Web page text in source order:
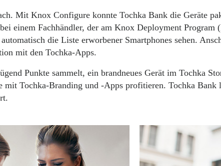
Mit Knox Configure konnte Tochka Bank die Geräte
einem Fachhändler, der am Knox Deployment
die Liste erworbener Smartphones sehen.
mit den Tochka-Apps.
Punkte sammelt, ein brandneues Gerät im Tochka
mit Tochka-Branding und -Apps profitieren. Tochka